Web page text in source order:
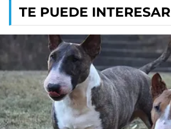
TE PUEDE INTERESAR